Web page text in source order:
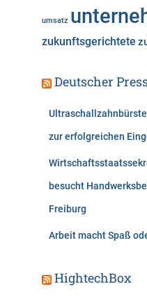
umsatz
zukunftsgerichtete
Deutscher
zur erfolgreichen
besucht
Freiburg
Arbeit macht Spaß
HightechBox